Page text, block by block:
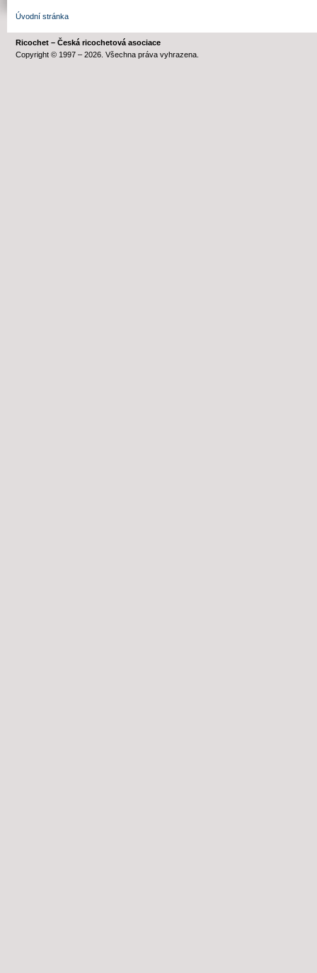
Úvodní stránka
Ricochet – Česká ricochetová asociace
Copyright © 1997 – 2026. Všechna práva vyhrazena.